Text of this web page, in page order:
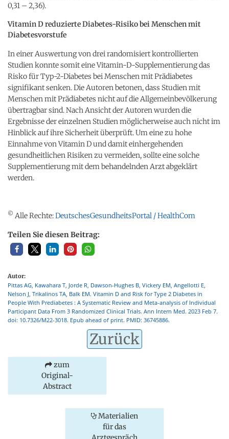
0,31 – 2,36).
Vitamin D reduzierte Diabetes-Risiko bei Menschen mit
Diabetesvorstufe
In einer Auswertung von drei randomisiert kontrollierten
Studien konnte somit eine Vitamin-D-Supplementierung das
Risko für Typ-2-Diabetes bei Menschen mit Prädiabetes
signifikant senken. Die Autoren betonen, dass Studien mit
Menschen mit Prädiabetes nicht auf die Allgemeinbevölkerung
übertragbar sind. Nach Ansicht der Autoren wurden die
Ergebnisse der einzelnen Studien möglicherweise auch nicht im
Hinblick auf ihre Sicherheit überprüft. Um eine zu hohe
Einnahme von Vitamin D und damit einhergehenden
gesundheitlichen Risiken zu vermeiden, sollte eine solche
Supplementierung mit dem behandelnden Arzt abgeklärt
werden.
© Alle Rechte:DeutschesGesundheitsPortal / HealthCom
Teilen Sie diesen Beitrag:
Autor:
Pittas AG, Kawahara T, Jorde R, Dawson-Hughes B, Vickery EM, Angellotti E,
Nelson J, Trikalinos TA, Balk EM. Vitamin D and Risk for Type 2 Diabetes in
People With Prediabetes : A Systematic Review and Meta-analysis of Individual
Participant Data From 3 Randomized Clinical Trials. Ann Intern Med. 2023 Feb 7.
doi: 10.7326/M22-3018. Epub ahead of print. PMID: 36745886.
Zurück
zum
Original-
Abstract
Materialien
für das